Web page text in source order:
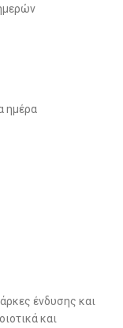
ημέρα
ένδυσης και
και